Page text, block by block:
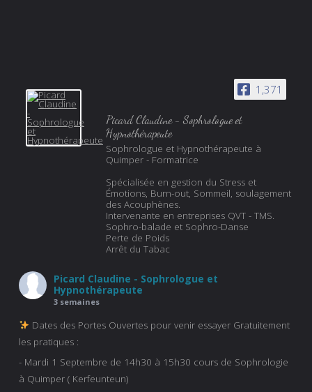
1,371
Picard Claudine - Sophrologue et
Hypnothérapeute
Sophrologue et Hypnothérapeute à
Quimper - Formatrice
Spécialisée en gestion du Stress et
Émotions, Burn-out, Sommeil, soulagement
des Acouphènes.
Intervenante en entreprises QVT - TMS.
Sophro-balade et Sophro-Danse
Perte de Poids
Arrêt du Tabac
Picard Claudine - Sophrologue et
Hypnothérapeute
3 semaines
Dates des Portes Ouvertes pour venir essayer Gratuitement
les pratiques :
- Mardi 1 Septembre de 14h30 à 15h30 cours de Sophrologie
à Quimper ( Kerfeunteun)